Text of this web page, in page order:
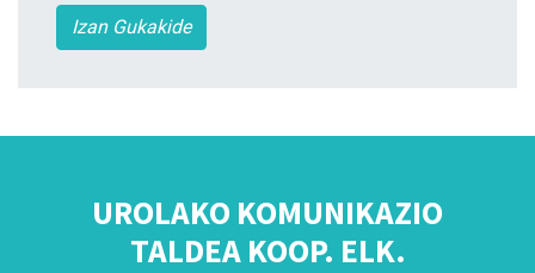
Izan Gukakide
UROLAKO KOMUNIKAZIO
TALDEA KOOP. ELK.